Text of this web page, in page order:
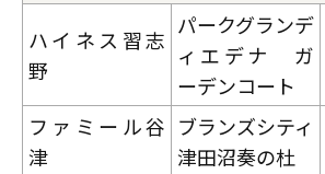
ハイネス習志
野
パークグランデ
ィエデナ ガ
ーデンコート
ファミール谷
津
ブランズシティ
津田沼奏の杜